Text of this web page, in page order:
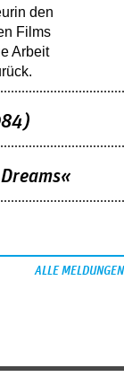
den
Films
Arbeit
ALLE MELDUNGEN